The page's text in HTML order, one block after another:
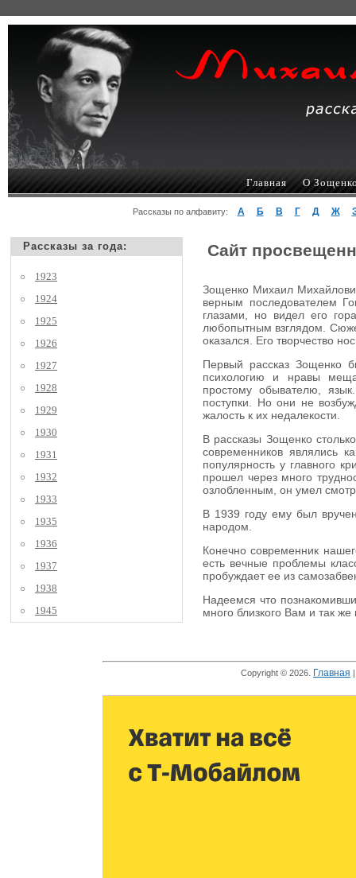
Главная О
Рассказы по алфавиту: А Б В Г Д Ж
Рассказы за года:
1923
1924
1925
1926
1927
1928
1929
1930
1931
1932
1933
1935
1936
1937
1938
1945
Сайт
Зощенко Михаил
верным последователем
глазами, но видел его
любопытным взглядом.
оказался. Его творчество
Первый рассказ Зощенко
психологию и нравы
простому обывателю,
поступки. Но они не
жалость к их недалекости.
В рассказы Зощенко
современников являлись
популярность у главного
прошел через много
озлобленным, он умел
В 1939 году ему был
народом.
Конечно современник
есть вечные проблемы
пробуждает ее из
Надеемся что
много близкого Вам и так
Copyright © 2026. Главная